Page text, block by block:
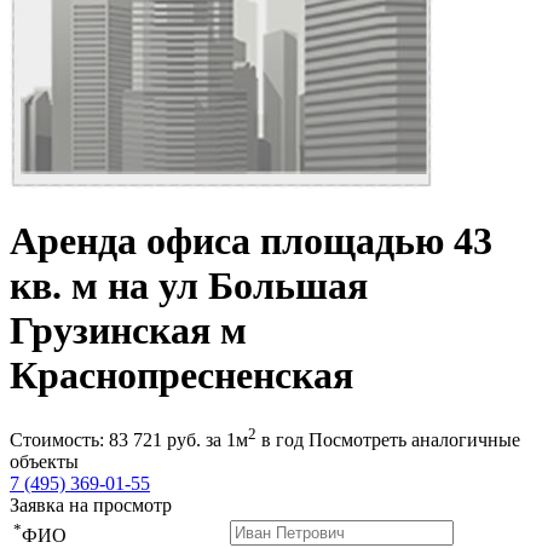
Аренда офиса площадью 43
кв. м на ул Большая
Грузинская м
Краснопресненская
Стоимость: 83 721 руб. за 1м2 в год Посмотреть аналогичные
объекты
7 (495) 369-01-55
Заявка на просмотр
*ФИО